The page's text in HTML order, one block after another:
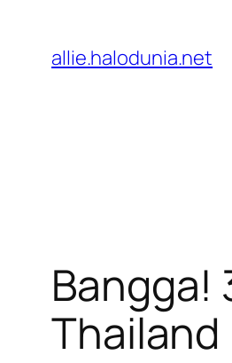
konten
allie.halodunia.net
Bangga!
Thailand